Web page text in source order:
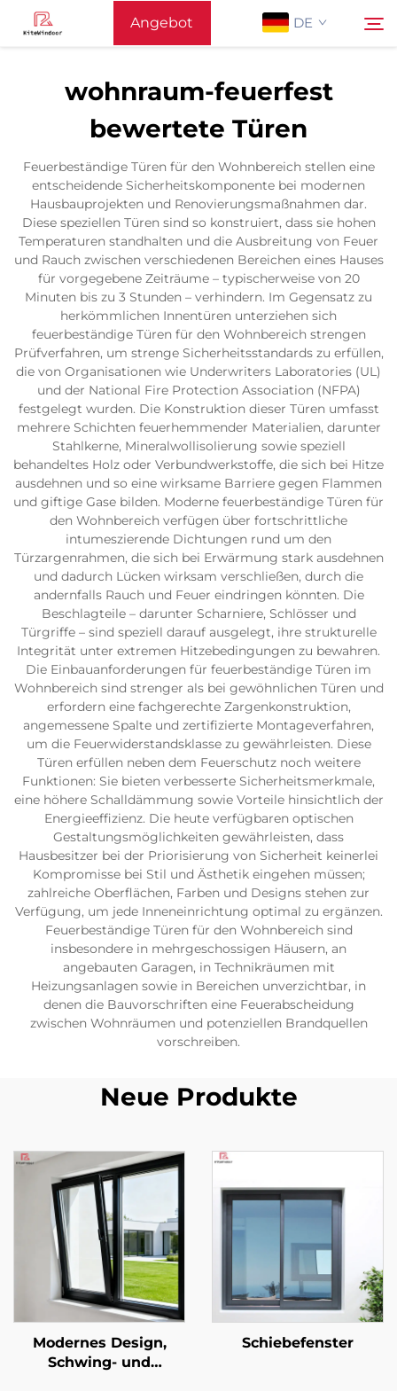
Angebot DE
Unterstützung
Produkte
Anwendung
Nachrichten
Kontaktieren Sie Uns
Suchen
wohnraum-feuerfest
bewertete Türen
Feuerbeständige Türen für den Wohnbereich stellen eine
entscheidende Sicherheitskomponente bei modernen
Hausbauprojekten und Renovierungsmaßnahmen dar.
Diese speziellen Türen sind so konstruiert, dass sie hohen
Temperaturen standhalten und die Ausbreitung von Feuer
und Rauch zwischen verschiedenen Bereichen eines Hauses
für vorgegebene Zeiträume – typischerweise von 20
Minuten bis zu 3 Stunden – verhindern. Im Gegensatz zu
herkömmlichen Innentüren unterziehen sich
feuerbeständige Türen für den Wohnbereich strengen
Prüfverfahren, um strenge Sicherheitsstandards zu erfüllen,
die von Organisationen wie Underwriters Laboratories (UL)
und der National Fire Protection Association (NFPA)
festgelegt wurden. Die Konstruktion dieser Türen umfasst
mehrere Schichten feuerhemmender Materialien, darunter
Stahlkerne, Mineralwollisolierung sowie speziell
behandeltes Holz oder Verbundwerkstoffe, die sich bei Hitze
ausdehnen und so eine wirksame Barriere gegen Flammen
und giftige Gase bilden. Moderne feuerbeständige Türen für
den Wohnbereich verfügen über fortschrittliche
intumeszierende Dichtungen rund um den
Türzargenrahmen, die sich bei Erwärmung stark ausdehnen
und dadurch Lücken wirksam verschließen, durch die
andernfalls Rauch und Feuer eindringen könnten. Die
Beschlagteile – darunter Scharniere, Schlösser und
Türgriffe – sind speziell darauf ausgelegt, ihre strukturelle
Integrität unter extremen Hitzebedingungen zu bewahren.
Die Einbauanforderungen für feuerbeständige Türen im
Wohnbereich sind strenger als bei gewöhnlichen Türen und
erfordern eine fachgerechte Zargenkonstruktion,
angemessene Spalte und zertifizierte Montageverfahren,
um die Feuerwiderstandsklasse zu gewährleisten. Diese
Türen erfüllen neben dem Feuerschutz noch weitere
Funktionen: Sie bieten verbesserte Sicherheitsmerkmale,
eine höhere Schalldämmung sowie Vorteile hinsichtlich der
Energieeffizienz. Die heute verfügbaren optischen
Gestaltungsmöglichkeiten gewährleisten, dass
Hausbesitzer bei der Priorisierung von Sicherheit keinerlei
Kompromisse bei Stil und Ästhetik eingehen müssen;
zahlreiche Oberflächen, Farben und Designs stehen zur
Verfügung, um jede Inneneinrichtung optimal zu ergänzen.
Feuerbeständige Türen für den Wohnbereich sind
insbesondere in mehrgeschossigen Häusern, an
angebauten Garagen, in Technikräumen mit
Heizungsanlagen sowie in Bereichen unverzichtbar, in
denen die Bauvorschriften eine Feuerabscheidung
zwischen Wohnräumen und potenziellen Brandquellen
vorschreiben.
Neue Produkte
Modernes Design,
Schwing- und
Schiebefenster